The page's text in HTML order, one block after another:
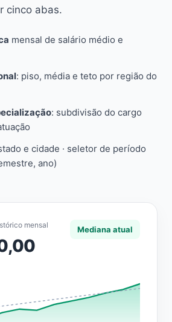
cinco abas.
mensal de salário médio e
: piso, média e teto por região do
: subdivisão do cargo
e cidade · seletor de período
ano)
mensal Mediana atual